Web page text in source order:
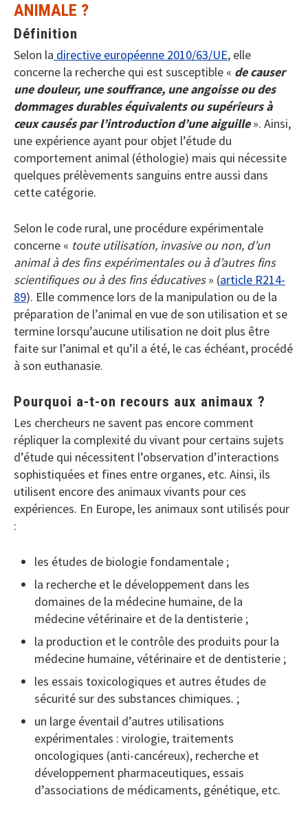
ANIMALE ?
Définition
Selon la directive européenne 2010/63/UE, elle
concerne la recherche qui est susceptible « de causer
une douleur, une souffrance, une angoisse ou des
dommages durables équivalents ou supérieurs à
ceux causés par l’introduction d’une aiguille­». Ainsi,
une expérience ayant pour objet l’étude du
comportement animal (éthologie) mais qui nécessite
quelques prélèvements sanguins entre aussi dans
cette catégorie.
Selon le code rural, une procédure expérimentale
concerne « toute utilisation, invasive ou non, d’un
animal à des fins expérimentales ou à d’autres fins
scientifiques ou à des fins éducatives» (article R214-
89). Elle commence lors de la manipulation ou de la
préparation de l’animal en vue de son utilisation et se
termine lorsqu’aucune utilisation ne doit plus être
faite sur l’animal et qu’il a été, le cas échéant, procédé
à son euthanasie.
Pourquoi a-t-on recours aux animaux ?
Les chercheurs ne savent pas encore comment
répliquer la complexité du vivant pour certains sujets
d’étude qui nécessitent l’observation d’interactions
sophistiquées et fines entre organes, etc. Ainsi, ils
utilisent encore des animaux vivants pour ces
expériences. En Europe, les animaux sont utilisés pour
:
les études de biologie fondamentale ;
la recherche et le développement dans les
domaines de la médecine humaine, de la
médecine vétérinaire et de la dentisterie ;
la production et le contrôle des produits pour la
médecine humaine, vétérinaire et de dentisterie ;
les essais toxicologiques et autres études de
sécurité sur des substances chimiques. ;
un large éventail d’autres utilisations
expérimentales : virologie, traitements
oncologiques (anti-cancéreux), recherche et
développement pharmaceutiques, essais
d’associations de médicaments, génétique, etc.